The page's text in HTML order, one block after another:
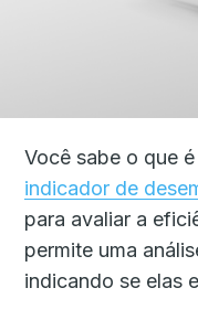
Você sabe o que
indicador de
para avaliar a
permite uma
indicando se elas